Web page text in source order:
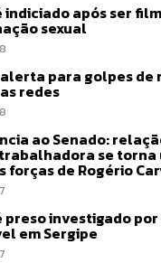
indiciado após ser
sexual
para golpes de
redes
ao Senado:
se torna
forças de Rogério
preso investigado
em Sergipe